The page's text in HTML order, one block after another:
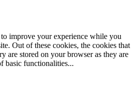
improve your experience while you
Out of these cookies, the cookies that
are stored on your browser as they are
basic functionalities...